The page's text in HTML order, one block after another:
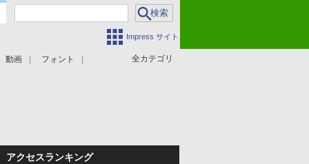
Impress サイト
全カテゴリ
動画 フォント
アクセスランキング